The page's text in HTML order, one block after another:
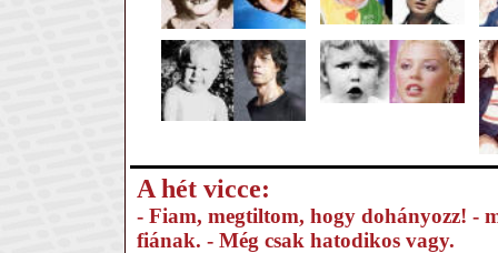
A hét vicce:
- Fiam, megtiltom, hogy dohányozz! -
fiának. - Még csak hatodikos vagy.